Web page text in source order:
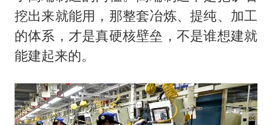
挖出来就能用，那整套冶炼、提纯、加工
的体系，才是真硬核壁垒，不是谁想建就
能建起来的。